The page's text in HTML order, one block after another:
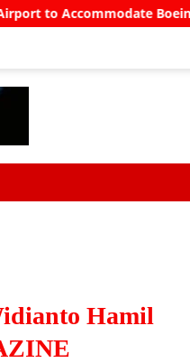
777s and Airbus A380s
Hamil